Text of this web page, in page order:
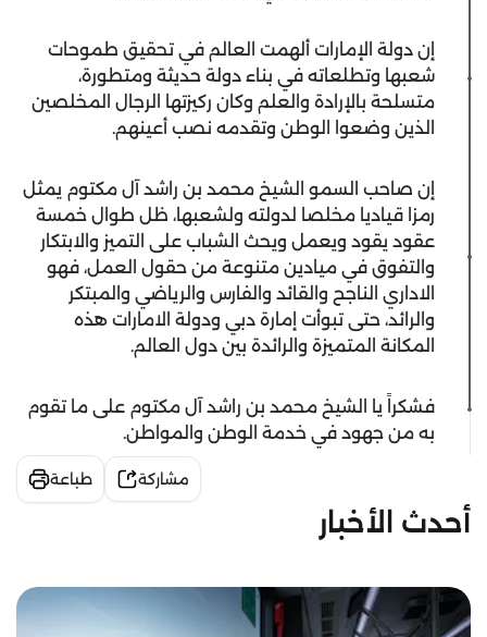
إن دولة الإمارات ألهمت العالم في تحقيق طموحات
شعبها وتطلعاته في بناء دولة حديثة ومتطورة،
متسلحة بالإرادة والعلم وكان ركيزتها الرجال المخلصين
الذين وضعوا الوطن وتقدمه نصب أعينهم.
إن صاحب السمو الشيخ محمد بن راشد آل مكتوم يمثل
رمزا قياديا مخلصا لدولته ولشعبها، ظل طوال خمسة
عقود يقود ويعمل ويحث الشباب على التميز والابتكار
والتفوق في ميادين متنوعة من حقول العمل، فهو
الاداري الناجح والقائد والفارس والرياضي والمبتكر
والرائد، حتى تبوأت إمارة دبي ودولة الامارات هذه
المكانة المتميزة والرائدة بين دول العالم.
فشكراً يا الشيخ محمد بن راشد آل مكتوم على ما تقوم
به من جهود في خدمة الوطن والمواطن.
مشاركة طباعة
أحدث الأخبار